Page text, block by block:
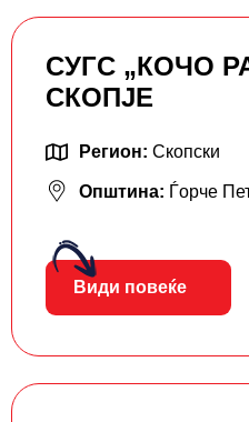
СУГС „КОЧО
СКОПЈЕ
Регион: Скопски
Општина: Ѓорче
Види повеќе